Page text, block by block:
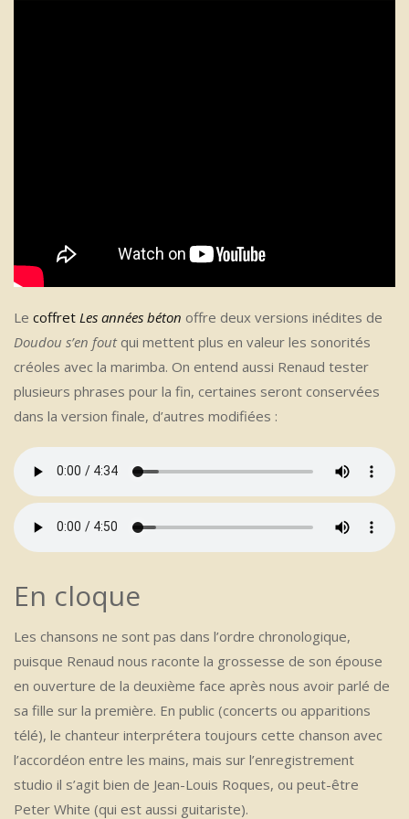
Le coffret Les années béton offre deux versions inédites de
Doudou s’en foutqui mettent plus en valeur les sonorités
créoles avec la marimba. On entend aussi Renaud tester
plusieurs phrases pour la fin, certaines seront conservées
dans la version finale, d’autres modifiées :
En cloque
Les chansons ne sont pas dans l’ordre chronologique,
puisque Renaud nous raconte la grossesse de son épouse
en ouverture de la deuxième face après nous avoir parlé de
sa fille sur la première. En public (concerts ou apparitions
télé), le chanteur interprétera toujours cette chanson avec
l’accordéon entre les mains, mais sur l’enregistrement
studio il s’agit bien de Jean-Louis Roques, ou peut-être
Peter White (qui est aussi guitariste).